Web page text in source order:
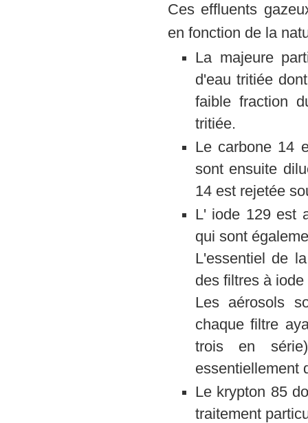
Ces effluents
en fonction de la
La majeure
d'eau tritiée
faible fraction
tritiée.
Le carbone 14
sont ensuite
14 est rejetée
L' iode 129 est
qui sont
L'essentiel de
des filtres à
Les aérosols
chaque filtre
trois en
essentiellement
Le krypton 85
traitement